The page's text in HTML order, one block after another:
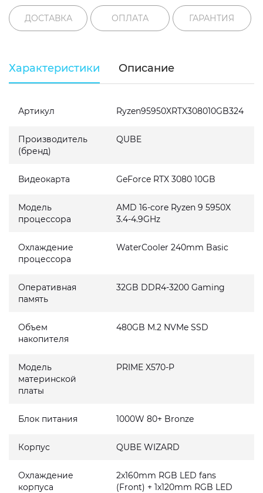
ДОСТАВКА ОПЛАТА ГАРАНТИЯ
Характеристики Описание
Артикул Ryzen95950XRTX308010GB324
Производитель
(бренд)
QUBE
Видеокарта GeForce RTX 3080 10GB
Модель
процессора
AMD 16-core Ryzen 9 5950X
3.4-4.9GHz
Охлаждение
процессора
WaterCooler 240mm Basic
Оперативная
память
32GB DDR4-3200 Gaming
Объем
накопителя
480GB M.2 NVMe SSD
Модель
материнской
платы
PRIME X570-P
Блок питания 1000W 80+ Bronze
Корпус QUBE WIZARD
Охлаждение
корпуса
2x160mm RGB LED fans
(Front) + 1x120mm RGB LED